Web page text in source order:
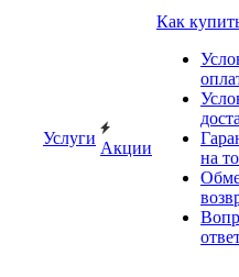
Услуги
Акции
Как
на